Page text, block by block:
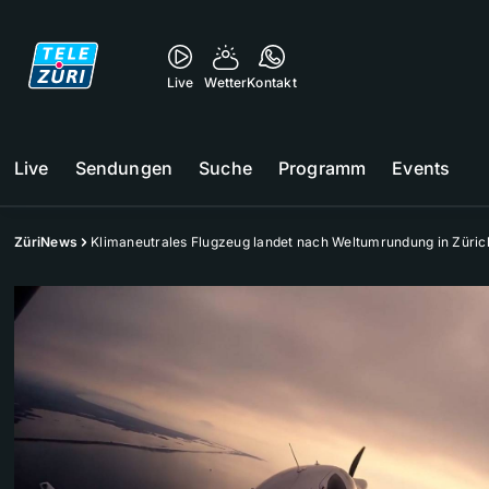
Live WetterKontakt
Live Sendungen Suche Programm Events
ZüriNews Klimaneutrales Flugzeug landet nach Weltumrundung in